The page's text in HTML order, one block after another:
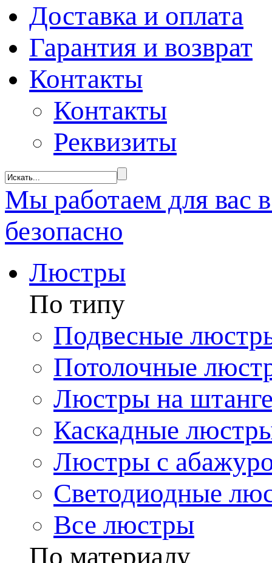
Доставка и оплата
Гарантия и возврат
Контакты
Контакты
Реквизиты
Мы работаем для вас
безопасно
Люстры
По типу
Подвесные
Потолочные
Люстры на
Каскадные
Люстры с
Светодиодные
Все люстры
По материалу